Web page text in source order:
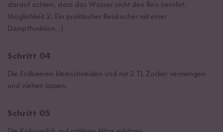
darauf achten, dass das Wasser nicht den Reis berührt.
Möglichkeit 2: Ein praktischer Reiskocher mit einer
Dämpffunktion. ;)
Schritt 04
Die Erdbeeren kleinschneiden und mit 2 TL Zucker vermengen
und ziehen lassen.
Schritt 05